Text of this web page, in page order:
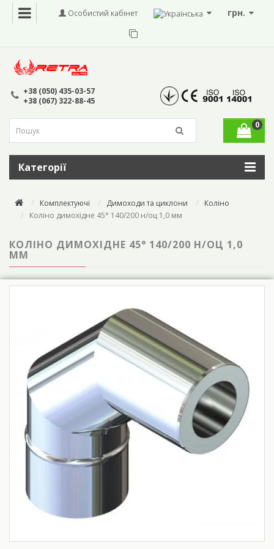
грн.
Особистий кабінет
+38 (050) 435-03-57
+38 (067) 322-88-45
0
Категорії
Комплектуючі Димоходи та циклони
Коліно
Коліно димохідне 45° 140/200 н/оц 1,0 мм
КОЛІНО ДИМОХІДНЕ 45° 140/200 Н/ОЦ 1,0
ММ